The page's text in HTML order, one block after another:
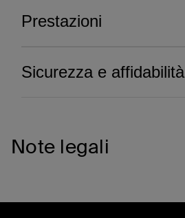
Prestazioni
Sicurezza e affidabilità
Note legali